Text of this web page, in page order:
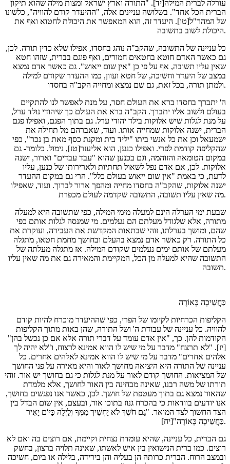
עורלה לברית המילה[יד]. "התורה וארץ ישראל ומצות מילה שהוא תיקון
הברית הכל אחד". בשלושה עניינים אלה, "ההיעדר קודם להוויה", כלשונו
של המהר"ל[טו]. היעדר זה, הוא המאפשר את היכולת לחטוא ואף את
היכולת לשוב בתשובה.
כל עניינה של התשובה, שהקב"ה נוהג בחסדו, אפילו שלא כדין תורה. לכן,
גם כאשר האדם חוטא בחטאים חמורים, ואף פוגם בברית, שזהו חטא
שאין עליו תשובה, אף על פי כן "אין שום ייאוש". גם כאשר אדם נמצא
במצב של היעדר וחשיכה, של חטא ועוון, כמו ההעדר שקודם למילה
ולמתן תורה, בכל זאת, גם שם נמצא ומחייה הקב"ה בחסדו.
ה' יתברך בחסדו ברא את העולם חסר, על מנת לאפשר לנו להתקיים
בעולם ולשוב אליו יתברך. הקב"ה ברא את העולם כך שיהודי נולד ערל,
על מנת לגלות שיש אלוקות בילד יהודי ערל. גם בתוך הפגם, ואפילו פגם
הברית, ישנה אלוקות שמחייה אותו. ועוד, שאברהם מל תחילה את
ישמעאל וכן את כל אנשי ביתו "יליד בית ומקנת כסף מאת בן נכר", כפי
שהקליפה קודמת לפרי. ואפילו כנען, הוא אליעזר[טז], נימול. כלומר- גם
במקום הטומאה והזוהמה, וגם בכנען שהוא "עבד עבדים" וארור, ישנה
אלוקות. לכן, אם אדם נפל לשאול תחתיות ולארירותו של כנען, עליו
לדעת, כי באמת "אין שום ייאוש בעולם כלל". הרי גם במקום ההעדר
ישנה אלוקות, שהקב"ה בחסדו מחייה ומהפך ארור לברוך. ועוד, שאפילו
מה שאין עליו תשובה, התשובה שקדמה לעולם מכפרת.
שבעת ימי הערלה הינם למעלה מימי המילה, כפי שתשובה היא למעלה
מתורה, אלא שלגודל מעלתם הם נעלמים. מי שמנסה לגלות אותם כפי
שהם, ומושך בערלתו, זוהי שבתאות המקדשת את העבירה, ועוקרת את
כל התורה. רק כאשר אדם נמצא בהעלם ובחושך מחמת חטאו, מתגלה
מעלתם של אותם ימים נעלמים שקודם המילה. אז מתגלה מעלתה של
התשובה שהיא למעלה מן הכל, המקיימת והמאירה גם את מה שאין עליו
תשובה.
כַּחֲשֵׁיכָה כָּאוֹרָה
הקליפות הכרחיות לקיומו של הפרי, כפי שההיעדר מוכרח להיות קודם
להוויה. כל עניינה של עבודת ה' ושל התורה, שהן באות מתוך הקליפות
הקודמות להן. כך, "אין אדם עומד על דברי תורה אלא אם כן נכשל בהן"
[יז]. "לא תרצח" מדבר על מי שיש לו הווא אמינא לרצוח, ו"לא יהיה לך
אלהים אחרים" מדבר על מי שיש לו הווא אמינא לאלהים אחרים. כל
עניינה של התורה היא היציאה מחושך לאור והיא מאירה על פני החושך
של המציאות. החושך קודם לאור על מנת לגלות כי גם בחושך יש אור. זוהי
תורתו של משה רבנו, שאינה מבחינה בין האור לחושך, אלא מלמדת
שהאור נמצא גם בתוך מעטפת של חושך. לכן, כאשר אנו נפגשים בחושך,
אנו יודעים בוודאות כי בהכרח גנוז בתוכו אור, ובעצם, אין שום הבדל בין
הצד החשוך לצד המואר. "גַּם חֹשֶׁךְ לֹא יַחְשִׁיךְ מִמֶּךָ וְלַיְלָה כַּיּוֹם יָאִיר
כַּחֲשֵׁיכָה כָּאוֹרָה"[יח].
גם הברית, כל עניינה, שהיא עומדת נצחית וקיימת, אם רוצים בה ואם לא
רוצים. כמו ברית הנישואין בין איש לאשתו, שאינה תלויה ברצון, בחשק
ובמצב הרוח. הברית כרותה הן בעליה והן בירידה, בלילה או ביום, חשיכה